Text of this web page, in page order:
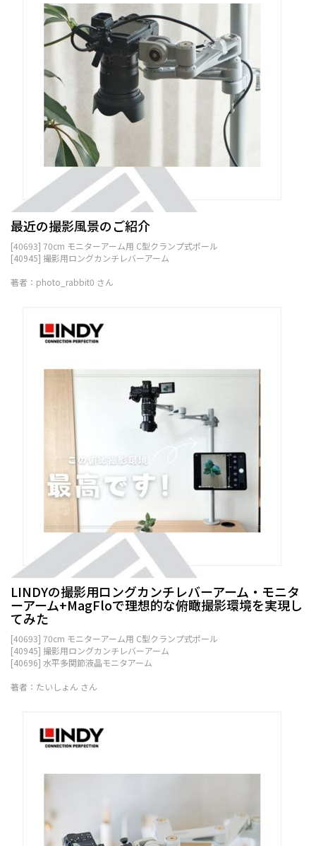
最近の撮影風景のご紹介
[40693] 70cm モニターアーム用 C型クランプ式ポール
[40945] 撮影用ロングカンチレバーアーム
著者：photo_rabbit0 さん
LINDYの撮影用ロングカンチレバーアーム・モニタ
ーアーム+MagFloで理想的な俯瞰撮影環境を実現し
てみた
[40693] 70cm モニターアーム用 C型クランプ式ポール
[40945] 撮影用ロングカンチレバーアーム
[40696] 水平多関節液晶モニタアーム
著者：たいしょん さん